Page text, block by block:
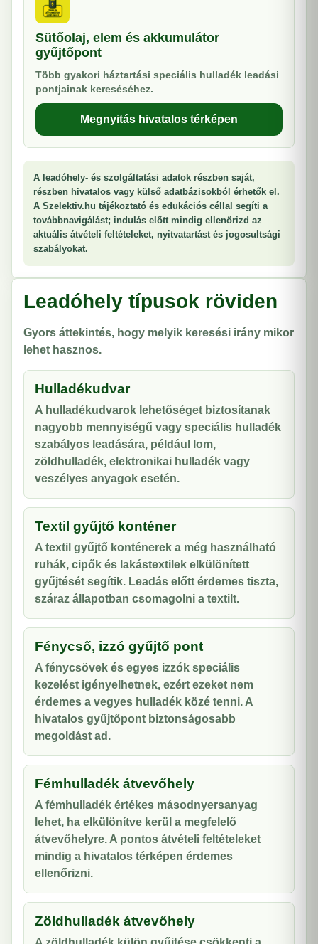
Sütőolaj, elem és akkumulátor
gyűjtőpont
Több gyakori háztartási speciális hulladék leadási
pontjainak kereséséhez.
Megnyitás hivatalos térképen
A leadóhely- és szolgáltatási adatok részben saját,
részben hivatalos vagy külső adatbázisokból érhetők el.
A Szelektiv.hu tájékoztató és edukációs céllal segíti a
továbbnavigálást; indulás előtt mindig ellenőrizd az
aktuális átvételi feltételeket, nyitvatartást és jogosultsági
szabályokat.
Leadóhely típusok röviden
Gyors áttekintés, hogy melyik keresési irány mikor
lehet hasznos.
Hulladékudvar
A hulladékudvarok lehetőséget biztosítanak
nagyobb mennyiségű vagy speciális hulladék
szabályos leadására, például lom,
zöldhulladék, elektronikai hulladék vagy
veszélyes anyagok esetén.
Textil gyűjtő konténer
A textil gyűjtő konténerek a még használható
ruhák, cipők és lakástextilek elkülönített
gyűjtését segítik. Leadás előtt érdemes tiszta,
száraz állapotban csomagolni a textilt.
Fénycső, izzó gyűjtő pont
A fénycsövek és egyes izzók speciális
kezelést igényelhetnek, ezért ezeket nem
érdemes a vegyes hulladék közé tenni. A
hivatalos gyűjtőpont biztonságosabb
megoldást ad.
Fémhulladék átvevőhely
A fémhulladék értékes másodnyersanyag
lehet, ha elkülönítve kerül a megfelelő
átvevőhelyre. A pontos átvételi feltételeket
mindig a hivatalos térképen érdemes
ellenőrizni.
Zöldhulladék átvevőhely